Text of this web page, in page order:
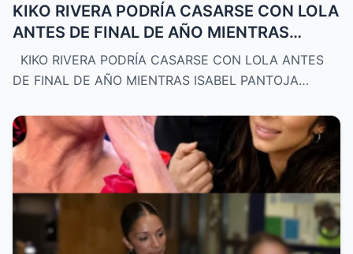
KIKO RIVERA PODRÍA CASARSE CON LOLA
ANTES DE FINAL DE AÑO MIENTRAS
ISABEL PANTOJA
KIKO RIVERA PODRÍA CASARSE CON LOLA ANTES
DE FINAL DE AÑO MIENTRAS ISABEL PANTOJA…